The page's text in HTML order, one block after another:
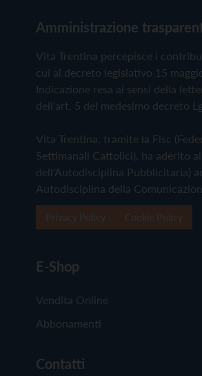
Amministrazione
Vita Trentina percepisce i
cui al decreto legislativo 15
Indicazione resa ai sensi della
dell'art. 5 del medesimo decreto
Vita Trentina, tramite la Fisc
Settimanali Cattolici), ha aderito
dell'Autodisciplina Pubblicitaria)
Autodisciplina della
E-Shop
Vendita Online
Abbonamenti
Contatti